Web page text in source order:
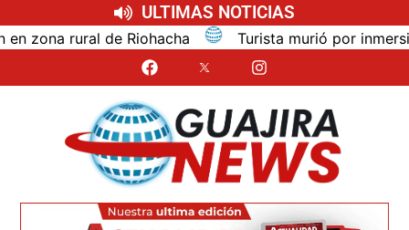
ULTIMAS NOTICIAS
rural de Riohacha Turista murió por inmersión